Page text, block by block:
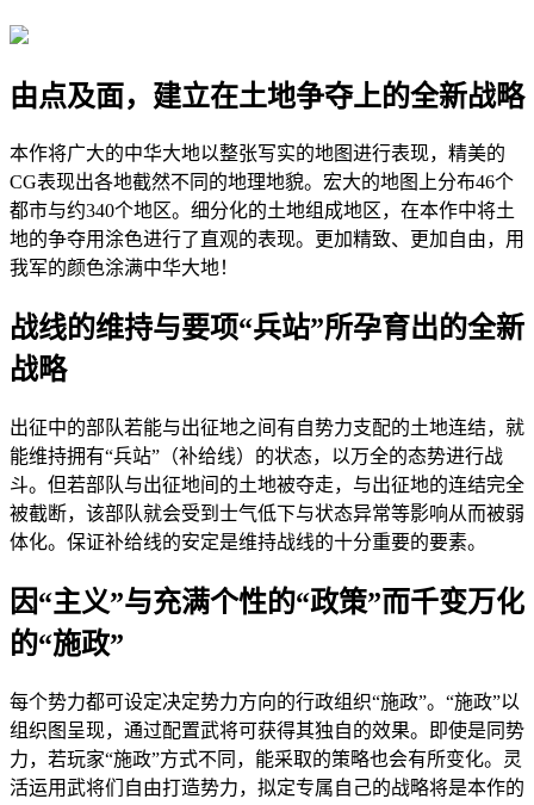
由点及面，建立在土地争夺上的全新战略
本作将广大的中华大地以整张写实的地图进行表现，精美的
CG表现出各地截然不同的地理地貌。宏大的地图上分布46个
都市与约340个地区。细分化的土地组成地区，在本作中将土
地的争夺用涂色进行了直观的表现。更加精致、更加自由，用
我军的颜色涂满中华大地！
战线的维持与要项“兵站”所孕育出的全新
战略
出征中的部队若能与出征地之间有自势力支配的土地连结，就
能维持拥有“兵站”（补给线）的状态，以万全的态势进行战
斗。但若部队与出征地间的土地被夺走，与出征地的连结完全
被截断，该部队就会受到士气低下与状态异常等影响从而被弱
体化。保证补给线的安定是维持战线的十分重要的要素。
因“主义”与充满个性的“政策”而千变万化
的“施政”
每个势力都可设定决定势力方向的行政组织“施政”。“施政”以
组织图呈现，通过配置武将可获得其独自的效果。即使是同势
力，若玩家“施政”方式不同，能采取的策略也会有所变化。灵
活运用武将们自由打造势力，拟定专属自己的战略将是本作的